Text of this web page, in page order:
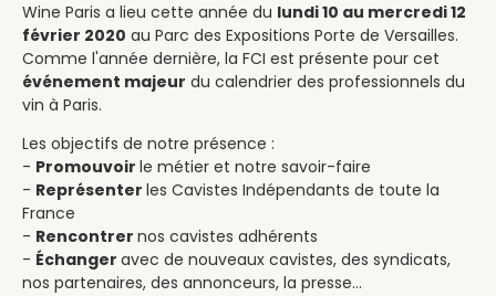
Wine Paris a lieu cette année du lundi 10 au mercredi 12
février 2020 au Parc des Expositions Porte de Versailles.
Comme l'année dernière, la FCI est présente pour cet
événement majeur du calendrier des professionnels du
vin à Paris.
Les objectifs de notre présence :
- Promouvoir le métier et notre savoir-faire
- Représenter les Cavistes Indépendants de toute la
France
- Rencontrer nos cavistes adhérents
- Échanger avec de nouveaux cavistes, des syndicats,
nos partenaires, des annonceurs, la presse…